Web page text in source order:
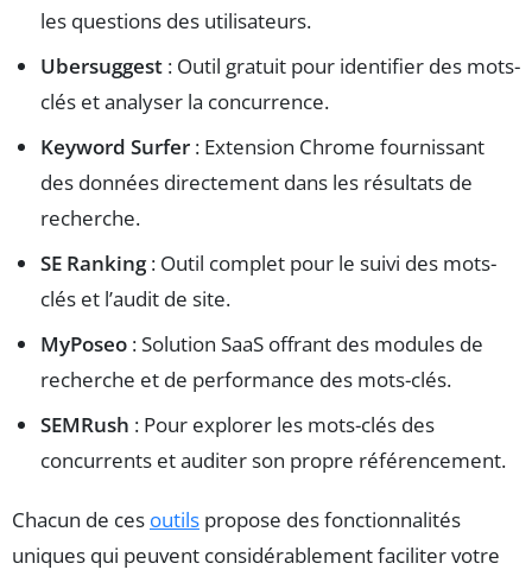
les questions des utilisateurs.
Ubersuggest : Outil gratuit pour identifier des mots-
clés et analyser la concurrence.
Keyword Surfer : Extension Chrome fournissant
des données directement dans les résultats de
recherche.
SE Ranking: Outil complet pour le suivi des mots-
clés et l’audit de site.
MyPoseo : Solution SaaS offrant des modules de
recherche et de performance des mots-clés.
SEMRush : Pour explorer les mots-clés des
concurrents et auditer son propre référencement.
Chacun de ces outils propose des fonctionnalités
uniques qui peuvent considérablement faciliter votre